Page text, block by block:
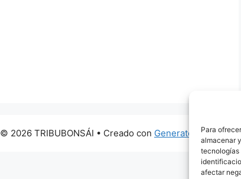
Para
almacenar
tecnologías
afectar
© 2026 TRIBUBONSÁI • Creado con GeneratePress